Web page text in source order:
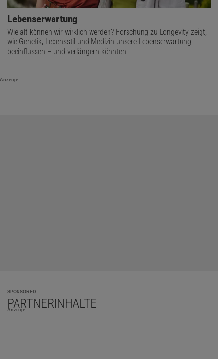
Lebenserwartung
Wie alt können wir wirklich werden? Forschung zu Longevity zeigt,
wie Genetik, Lebensstil und Medizin unsere Lebenserwartung
beeinflussen – und verlängern könnten.
Anzeige
SPONSORED
PARTNERINHALTE
Anzeige